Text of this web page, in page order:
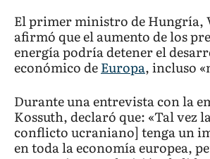
El primer ministro de Hungría,
afirmó que el aumento de los
energía podría detener el
económico deEuropa, incluso
Durante una entrevista con la
Kossuth, declaró que: «Tal vez
conflicto ucraniano] tenga un
en toda la economía europea,